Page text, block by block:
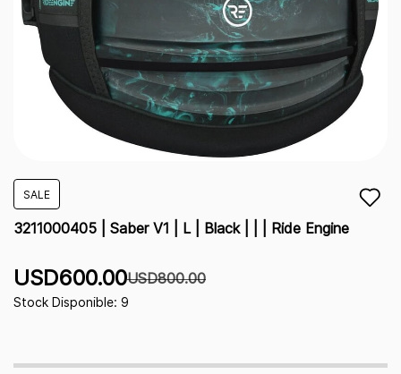
SALE
3211000405 | Saber V1 | L | Black | | | Ride Engine
USD600.00USD800.00
Stock Disponible: 9